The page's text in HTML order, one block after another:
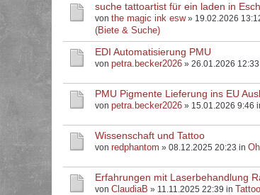
suche tattoartist für ein laden in
von the magic ink esw» 19.02.2026
(Biete & Suche)
EDI Automatisierung PMU
von petra.becker2026 » 26.01.2026
PMU Pigmente Lieferung ins EU
von petra.becker2026 » 15.01.2026 9:46
Wissenschaft und Tattoo
von redphantom » 08.12.2025 20:23 in
Erfahrungen mit Laserbehandlung
von ClaudiaB » 11.11.2025 22:39 in Tattoo